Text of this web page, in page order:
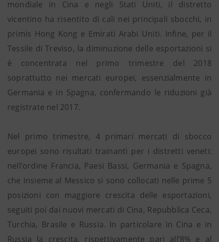
mondiale in Cina e negli Stati Uniti, il distretto
vicentino ha risentito di cali nei principali sbocchi, in
primis Hong Kong e Emirati Arabi Uniti. Infine, per il
Tessile di Treviso, la diminuzione delle esportazioni si
è concentrata nel primo trimestre del 2018
soprattutto nei mercati europei, essenzialmente in
Germania e in Spagna, confermando le riduzioni già
registrate nel 2017.
Nel primo trimestre, 4 primari mercati di sbocco
europei sono risultati trainanti per i distretti veneti:
nell’ordine Francia, Paesi Bassi, Germania e Spagna,
che insieme al Messico si sono collocati nelle prime 5
posizioni con maggiore crescita delle esportazioni,
seguiti poi dai nuovi mercati di Cina, Repubblica Ceca,
Turchia, Brasile e Russia. In particolare in Cina e in
Russia la crescita, rispettivamente pari all’8% e al